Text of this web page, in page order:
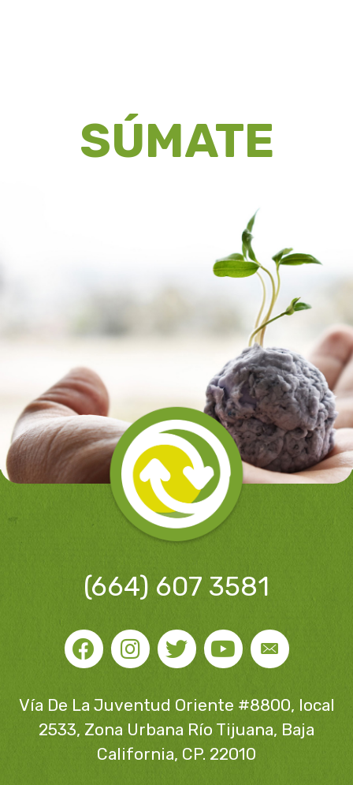
SÚMATE
(664) 607 3581
Vía De La Juventud Oriente #8800, local
2533, Zona Urbana Río Tijuana, Baja
California, CP. 22010